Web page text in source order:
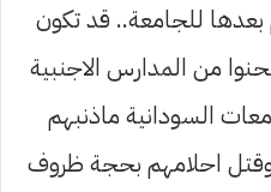
للجامعة.. قد تكون
من المدارس الاجنبية
السودانية ماذنبهم
وقتل احلامهم بحجة ظروف